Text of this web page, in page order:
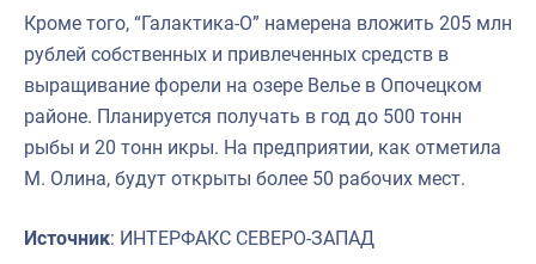
Кроме того, “Галактика-О” намерена вложить 205 млн
рублей собственных и привлеченных средств в
выращивание форели на озере Велье в Опочецком
районе. Планируется получать в год до 500 тонн
рыбы и 20 тонн икры. На предприятии, как отметила
М. Олина, будут открыты более 50 рабочих мест.
Источник: ИНТЕРФАКС СЕВЕРО-ЗАПАД